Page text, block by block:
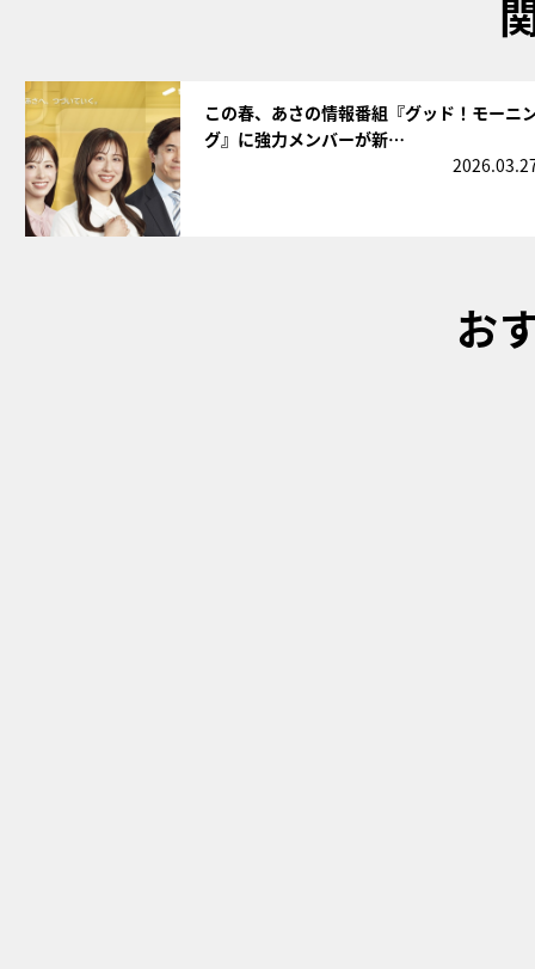
この春、あさの情報番組『グッド！モーニ
グ』に強力メンバーが新…
お